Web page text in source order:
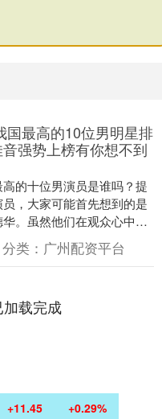
国最高的10位男明星排
强势上榜有你想不到
的十位男演员是谁吗？提
，大家可能首先想到的是
。虽然他们在观众心中显
实际上他们的身高并不算
在....
分类： 广州配资平台
载完成
+11.16 +0.28%